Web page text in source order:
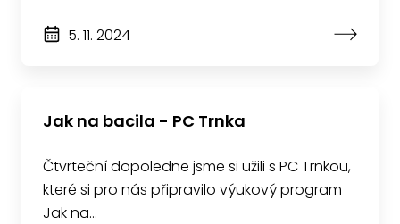
5. 11. 2024
Jak na bacila - PC Trnka
Čtvrteční dopoledne jsme si užili s PC Trnkou,
které si pro nás připravilo výukový program
Jak na…